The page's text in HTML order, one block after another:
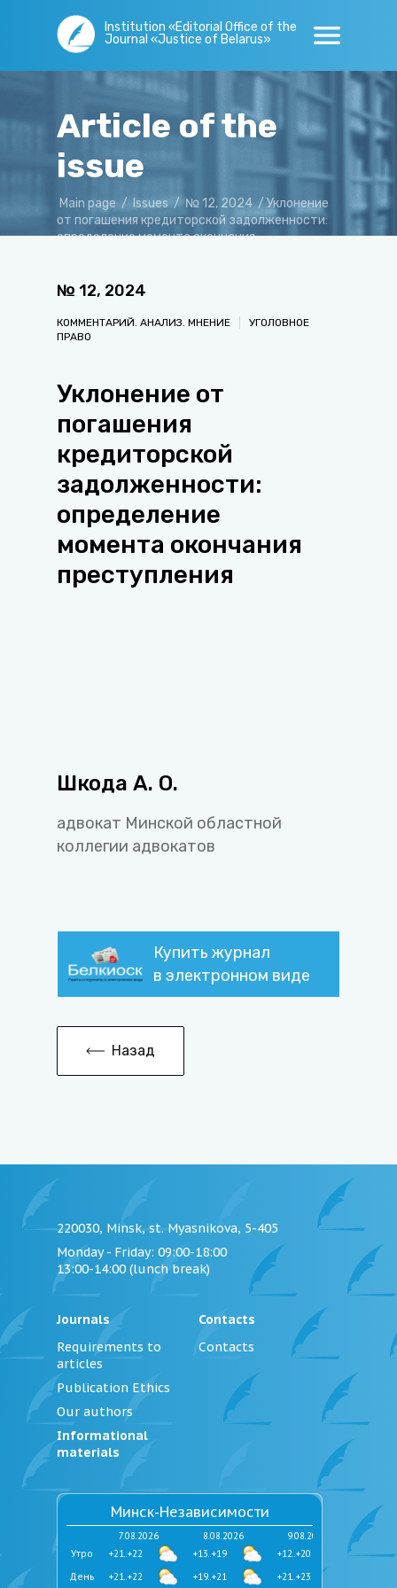
Institution «Editorial Office of the
Journal «Justice of Belarus»
Article of the
issue
Main page / Issues / № 12, 2024 / Уклонение
от погашения кредиторской задолженности:
определение момента окончания
№ 12, 2024
КОММЕНТАРИЙ. АНАЛИЗ. МНЕНИЕ
УГОЛОВНОЕ
ПРАВО
Уклонение от
погашения
кредиторской
задолженности:
определение
момента окончания
преступления
Шкода А. О.
адвокат Минской областной
коллегии адвокатов
Купить журнал
в электронном виде
Назад
220030, Minsk, st. Myasnikova, 5-405
Monday - Friday: 09:00-18:00
13:00-14:00 (lunch break)
Journals
Requirements to
articles
Publication Ethics
Our authors
Informational
materials
Contacts
Contacts
Минск-Независимости
7.08.2026
+21..+22
+21..+22
8.08.2026
+13..+19
+19..+21
9.08.2026
+12..+20
+21..+23
День
Утро